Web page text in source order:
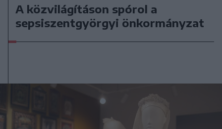
A közvilágításon spórol a
sepsiszentgyörgyi önkormányzat